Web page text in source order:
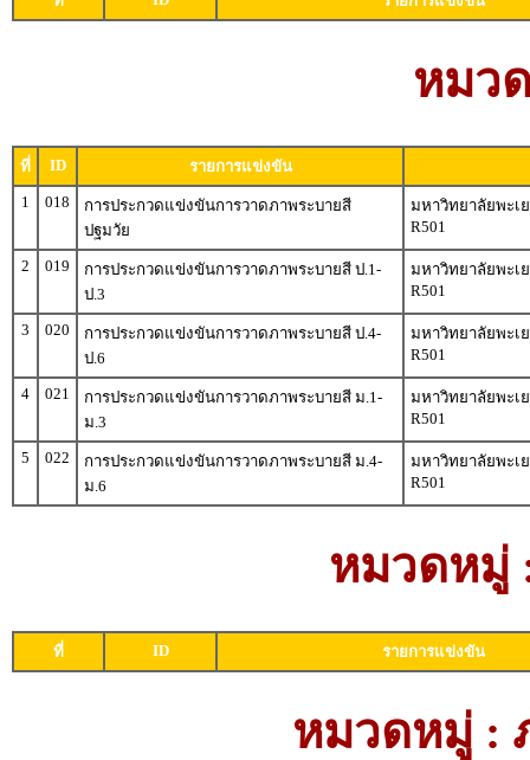
หมว
ที่ ID
รายการแข่งขัน
1
018
การประกวดแข่งขันการวาดภาพระบายสี
ปฐมวัย
มหาวิทยาลัยพะเ
R501
2 019
การประกวดแข่งขันการวาดภาพระบายสี ป.1-
ป.3
มหาวิทยาลัยพะเ
R501
3 020
การประกวดแข่งขันการวาดภาพระบายสี ป.4-
ป.6
มหาวิทยาลัยพะเ
R501
4 021
การประกวดแข่งขันการวาดภาพระบายสี ม.1-
ม.3
มหาวิทยาลัยพะเ
R501
5 022
การประกวดแข่งขันการวาดภาพระบายสี ม.4-
ม.6
มหาวิทยาลัยพะเ
R501
หมวดหมู่
ที่ ID รายการแข่งขัน
หมวดหมู่ :